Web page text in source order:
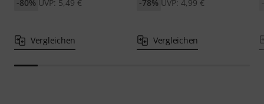
UVP: 5,49 €
-80%
Vergleichen
UVP: 4,99 €
-78%
Vergleichen